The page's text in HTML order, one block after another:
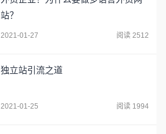
站？
2021-01-27 阅读 2512
独立站引流之道
2021-01-25 阅读 1994